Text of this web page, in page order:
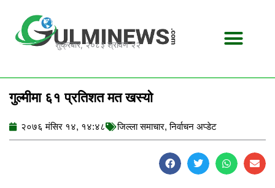
content
शुक्रबार, २०८३ श्रावण २२
गुल्मीमा ६१ प्रतिशत मत खस्यो
२०७६ मंसिर १४, १४:४८ जिल्ला समाचार,निर्वाचन अप्डेट